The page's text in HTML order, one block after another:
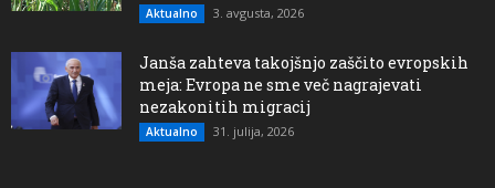
Aktualno 3. avgusta, 2026
Janša zahteva takojšnjo zaščito evropskih
meja: Evropa ne sme več nagrajevati
nezakonitih migracij
Aktualno 31. julija, 2026